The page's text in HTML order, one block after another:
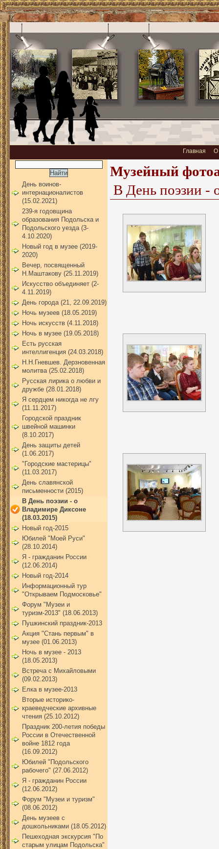
Главная О
День воинов-
интернационалистов
(15.02.2021)
239-я годовщина
образования Подольска и
Подольского уезда (3-
4.10.2020)
Новый год в музее (2019-
2020)
Вечер, посвященный
Н.Маштакову (25.11.2019)
Искусство объединяет (2-
4.11.2019)
День города (21, 22.09.2019)
Ночь музеев (18.05.2019)
Ночь искусств (4.11.2018)
Ночь в музее (19.05.2018)
Есть русская
интеллигенция (24.03.2018)
Н.Н.Гневшев. Дерзновенная
молитва (25.02.2018)
Русская лирика о любви и
дружбе (28.01.2018)
Я сердцем никогда не лгу
(11.11.2017)
Городской праздник
швейной машинки
(8.10.2017)
День защиты детей
(1.06.2017)
"Городские мастерицы"
(11.03.2017)
День славянской
письменности (2015)
В День поэзии - о
Владимире Диксоне
(18.03.2015)
Новый год-2015
Юбилей "Моей Руси"
(28.10.2014)
Я - гражданин России
(12.06.2014)
Новый год-2014
Информационный тур
"Открываем Подмосковье"
Форум "Музеи и
туризм-2013" (18.06.2013)
Пушкинский праздник-2013
Акция "Стань первым" в
музее (01.06.2013)
Ночь в музее - 2013
(18.05.2013)
Встреча с Михайловыми
(09.02.2013)
Елка в музее-2013
Вторые историко-
краеведческие архивные
чтения (25.10.2012)
Праздник 200-летия победы
России в Отечественной
войне 1812 года
(16.09.2012)
Юбилей "Подольского
рабочего" (27.06.2012)
Я - гражданин России
(12.06.2012)
Форум "Музеи и туризм"
(08.06.2012)
День музеев с
дошкольниками (18.05.2012)
Пешеходная экскурсия "По
старым улицам Подольска"
Музейный
В День поэзии -